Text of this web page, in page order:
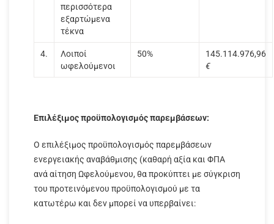
περισσότερα
εξαρτώμενα
τέκνα
4.
Λοιποί
ωφελούμενοι
50%
145.114.976,96
€
Επιλέξιμος προϋπολογισμός παρεμβάσεων:
Ο επιλέξιμος προϋπολογισμός παρεμβάσεων
ενεργειακής αναβάθμισης (καθαρή αξία και ΦΠΑ
ανά αίτηση Ωφελούμενου, θα προκύπτει με σύγκριση
του προτεινόμενου προϋπολογισμού με τα
κατωτέρω και δεν μπορεί να υπερβαίνει: